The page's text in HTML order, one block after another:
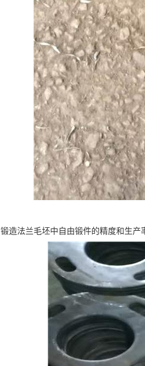
锻造法兰毛坯中自由锻件的精度和生产